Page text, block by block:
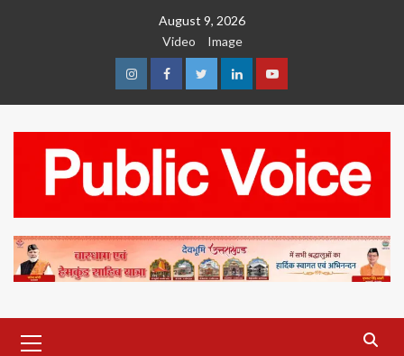
August 9, 2026
Video
Image
InstagramFacebookTwitterLinkedinYoutube
Menu